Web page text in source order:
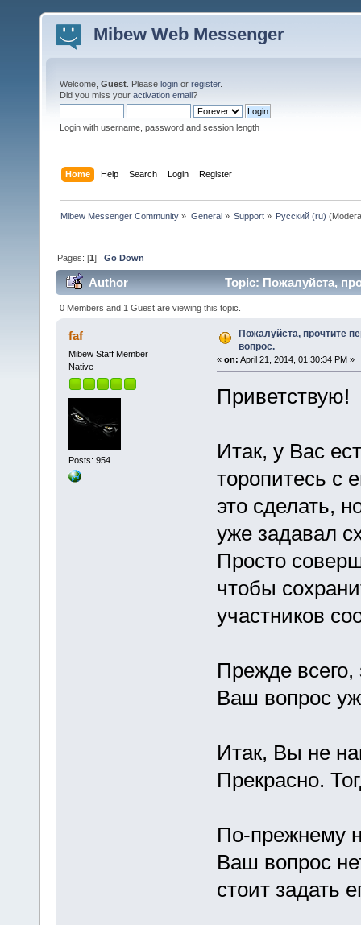
Mibew Web Messenger
Welcome, Guest . Please login or register.
Did you miss your activation email?
Login with username, password and session length
Home Help Search Login Register
Mibew Messenger Community » General» Support» Русский (ru)
Pages: [1]Go Down
Author Topic: Пожалуйста,
0 Members and 1 Guest are viewing this topic.
faf
Mibew Staff Member
Native
Posts: 954
Пожалуйста, прочтите
вопрос.
« on: April 21, 2014, 01:30:34 PM »
Приветствую!
Итак, у Вас
торопитесь с
это сделать,
уже задавал
Просто
чтобы
участников
Прежде всего,
Ваш вопрос
Итак, Вы не
Прекрасно.
По-прежнему
Ваш вопрос
стоит задать